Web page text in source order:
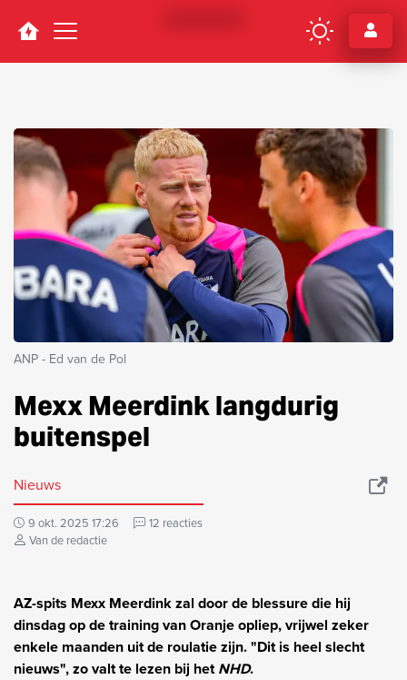
Navigation
ANP - Ed van de Pol
Mexx Meerdink langdurig
buitenspel
Nieuws
9 okt. 2025 17:26
12 reacties
Van de redactie
AZ-spits Mexx Meerdink zal door de blessure die hij
dinsdag op de training van Oranje opliep, vrijwel zeker
enkele maanden uit de roulatie zijn. "Dit is heel slecht
nieuws", zo valt te lezen bij hetNHD.